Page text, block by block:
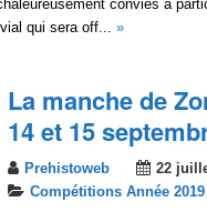
conviés à
qui sera off... »
La manche de
14 et 15
Prehistoweb
22
Compétitions Année 2019